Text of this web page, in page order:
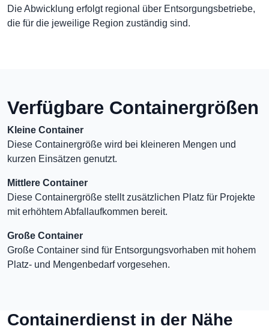
Die Abwicklung erfolgt regional über Entsorgungsbetriebe,
die für die jeweilige Region zuständig sind.
Verfügbare Containergrößen
Kleine Container
Diese Containergröße wird bei kleineren Mengen und
kurzen Einsätzen genutzt.
Mittlere Container
Diese Containergröße stellt zusätzlichen Platz für Projekte
mit erhöhtem Abfallaufkommen bereit.
Große Container
Große Container sind für Entsorgungsvorhaben mit hohem
Platz- und Mengenbedarf vorgesehen.
Containerdienst in der Nähe